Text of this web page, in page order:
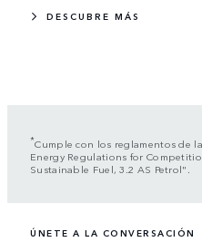
DESCUBRE MÁS
*Cumple con los reglamentos de
Energy Regulations for
Sustainable Fuel, 3.2 AS Petrol".
ÚNETE A LA CONVERSACIÓN